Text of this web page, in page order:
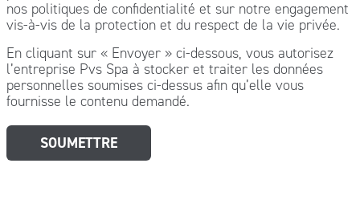
nos politiques de confidentialité et sur notre engagement
vis-à-vis de la protection et du respect de la vie privée.
En cliquant sur « Envoyer » ci-dessous, vous autorisez
l’entreprise Pvs Spa à stocker et traiter les données
personnelles soumises ci-dessus afin qu’elle vous
fournisse le contenu demandé.